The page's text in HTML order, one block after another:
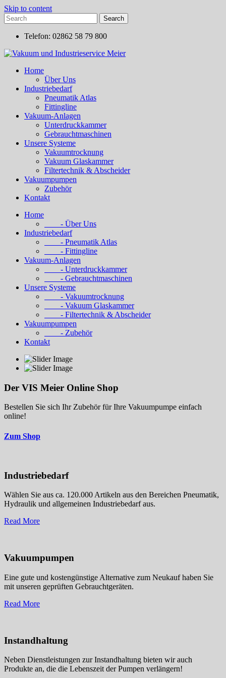
Skip to content
Telefon: 02862 58 79 800
Home
Über Uns
Industriebedarf
Pneumatik Atlas
Fittingline
Vakuum-Anlagen
Unterdruckkammer
Gebrauchtmaschinen
Unsere Systeme
Vakuumtrocknung
Vakuum Glaskammer
Filtertechnik & Abscheider
Vakuumpumpen
Zubehör
Kontakt
Home
- Über Uns
Industriebedarf
- Pneumatik Atlas
- Fittingline
Vakuum-Anlagen
- Unterdruckkammer
- Gebrauchtmaschinen
Unsere Systeme
- Vakuumtrocknung
- Vakuum Glaskammer
- Filtertechnik & Abscheider
Vakuumpumpen
- Zubehör
Kontakt
Der VIS Meier Online Shop
Bestellen Sie sich Ihr Zubehör für Ihre Vakuumpumpe einfach
online!
Zum Shop
Industriebedarf
Wählen Sie aus ca. 120.000 Artikeln aus den Bereichen Pneumatik,
Hydraulik und allgemeinen Industriebedarf aus.
Read More
Vakuumpumpen
Eine gute und kostengünstige Alternative zum Neukauf haben Sie
mit unseren geprüften Gebrauchtgeräten.
Read More
Instandhaltung
Neben Dienstleistungen zur Instandhaltung bieten wir auch
Produkte an, die die Lebenszeit der Pumpen verlängern!